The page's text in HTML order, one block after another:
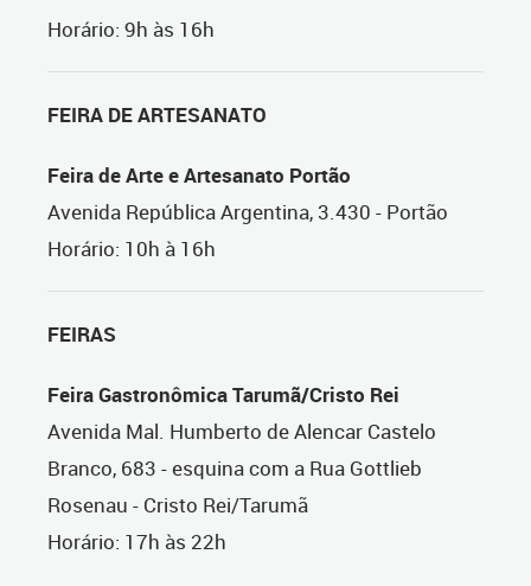
Horário: 9h às 16h
FEIRA DE ARTESANATO
Feira de Arte e Artesanato Portão
Avenida República Argentina, 3.430 - Portão
Horário: 10h à 16h
FEIRAS
Feira Gastronômica Tarumã/Cristo Rei
Avenida Mal. Humberto de Alencar Castelo
Branco, 683 - esquina com a Rua Gottlieb
Rosenau - Cristo Rei/Tarumã
Horário: 17h às 22h